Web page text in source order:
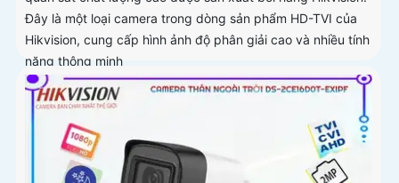
Đây là một loại camera trong dòng sản phẩm HD-TVI của
Hikvision, cung cấp hình ảnh độ phân giải cao và nhiều tính
năng thông minh